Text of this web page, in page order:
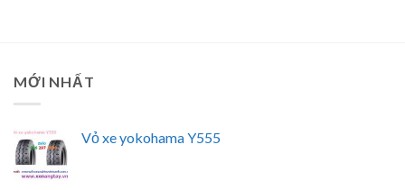
MỚI NHẤT
Vỏ xe yokohama Y555